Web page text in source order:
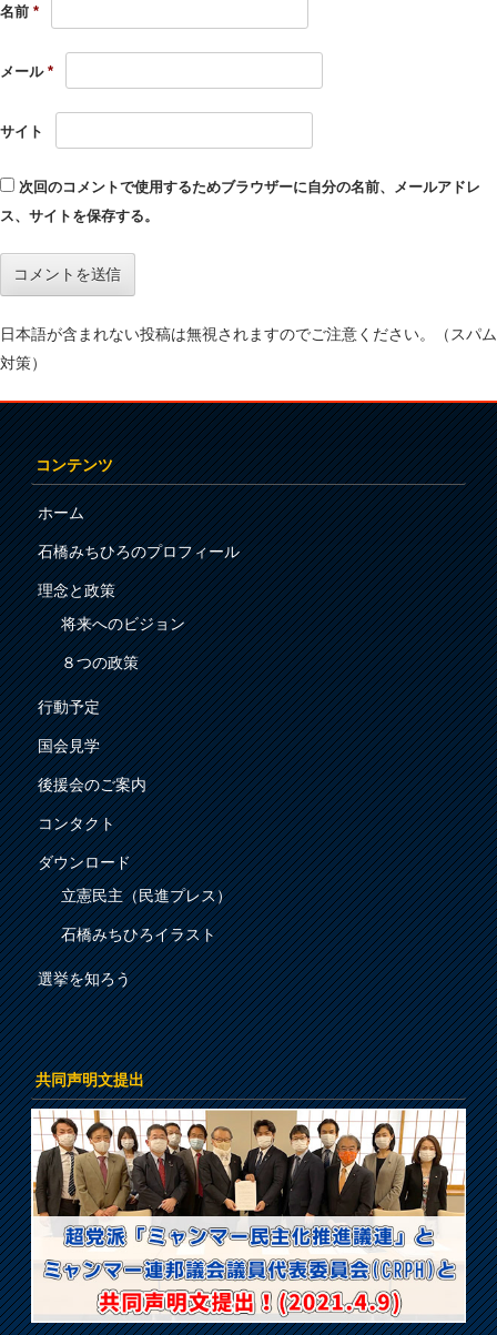
名前 *
メール *
サイト
次回のコメントで使用するためブラウザーに自分の名前、メールアドレ
ス、サイトを保存する。
日本語が含まれない投稿は無視されますのでご注意ください。（スパム
対策）
コンテンツ
ホーム
石橋みちひろのプロフィール
理念と政策
将来へのビジョン
８つの政策
行動予定
国会見学
後援会のご案内
コンタクト
ダウンロード
立憲民主（民進プレス）
石橋みちひろイラスト
選挙を知ろう
共同声明文提出